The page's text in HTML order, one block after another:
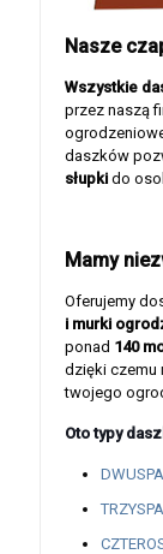
Nasze
Wszystkie
przez naszą
daszków
słupki do
Mamy
Oferujemy
i murki
ponad 140
dzięki czemu
twojego
Oto typy